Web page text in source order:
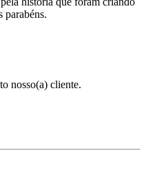
parabéns.
nosso(a) cliente.